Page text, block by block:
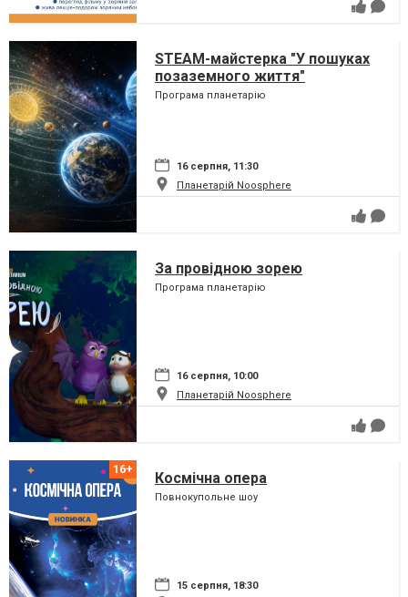
STEAM-майстерка "У пошуках
позаземного життя"
Програма планетарію
16 серпня, 11:30
Планетарій Noosphere
За провідною зорею
Програма планетарію
16 серпня, 10:00
Планетарій Noosphere
Космічна опера
Повнокупольне шоу
15 серпня, 18:30